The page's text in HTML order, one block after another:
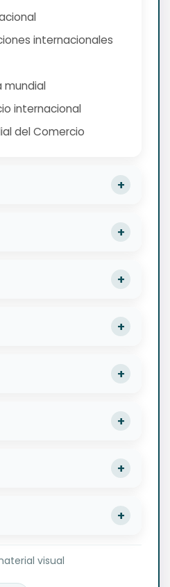
internacionales
mundial
internacional
del Comercio
visual